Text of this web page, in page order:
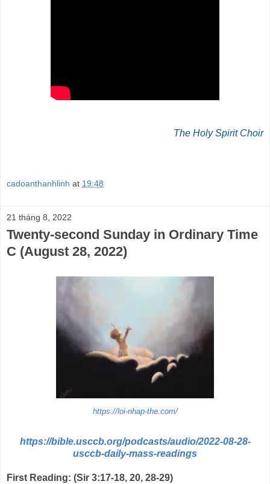
The Holy Spirit Choir
cadoanthanhlinh at 19:48
21 tháng 8, 2022
Twenty-second Sunday in Ordinary Time
C (August 28, 2022)
https://loi-nhap-the.com/
https://bible.usccb.org/podcasts/audio/2022-08-28-
usccb-daily-mass-readings
First Reading: (Sir 3:17-18, 20, 28-29)